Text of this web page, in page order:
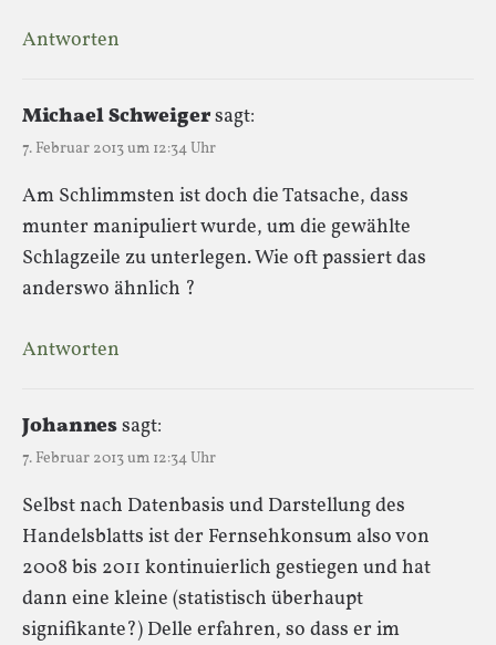
Antworten
Michael Schweigersagt:
7. Februar 2013 um 12:34 Uhr
Am Schlimmsten ist doch die Tatsache, dass
munter manipuliert wurde, um die gewählte
Schlagzeile zu unterlegen. Wie oft passiert das
anderswo ähnlich ?
Antworten
Johannessagt:
7. Februar 2013 um 12:34 Uhr
Selbst nach Datenbasis und Darstellung des
Handelsblatts ist der Fernsehkonsum also von
2008 bis 2011 kontinuierlich gestiegen und hat
dann eine kleine (statistisch überhaupt
signifikante?) Delle erfahren, so dass er im